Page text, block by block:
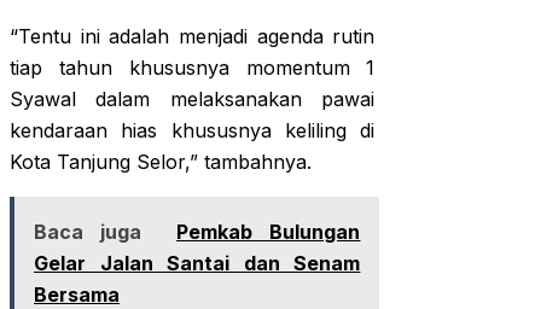
“Tentu ini adalah menjadi agenda rutin
tiap tahun khususnya momentum 1
Syawal dalam melaksanakan pawai
kendaraan hias khususnya keliling di
Kota Tanjung Selor,” tambahnya.
Baca juga
Pemkab Bulungan
Gelar Jalan Santai dan Senam
Bersama